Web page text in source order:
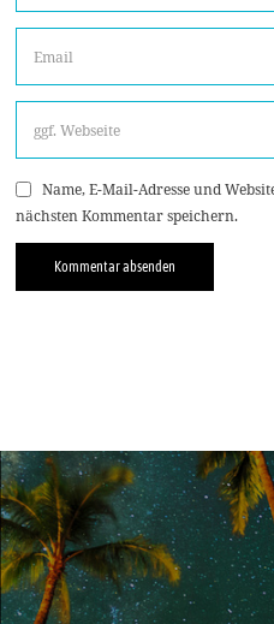
Name, E-Mail-Adresse und
nächsten Kommentar speichern.